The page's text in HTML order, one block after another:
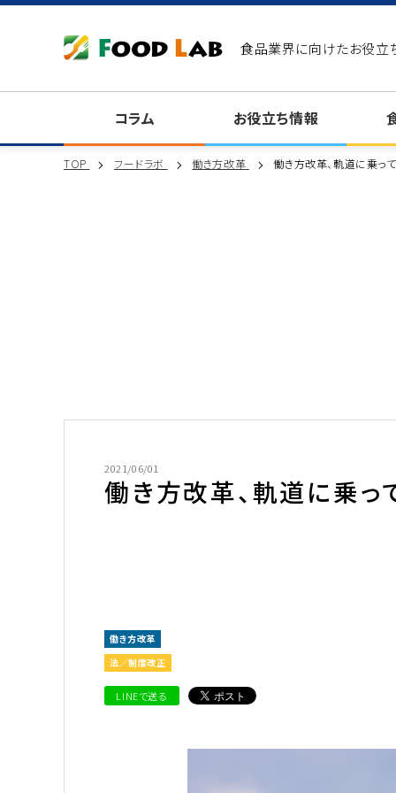
食品業界に向けたお役立
コラム お役立ち情報
TOP フードラボ 働き方改革 働き方改革、軌道に乗っ
2021/06/01
働き方改革、軌道に乗っ
働き方改革
法／制度改正
LINEで送る